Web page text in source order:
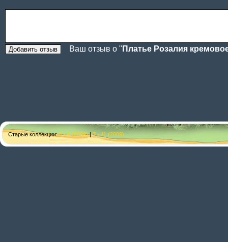
Ваш отзыв о " Платье Розалия
Старые коллекции:4 - 6 (2009)|7 - 11 (2009)